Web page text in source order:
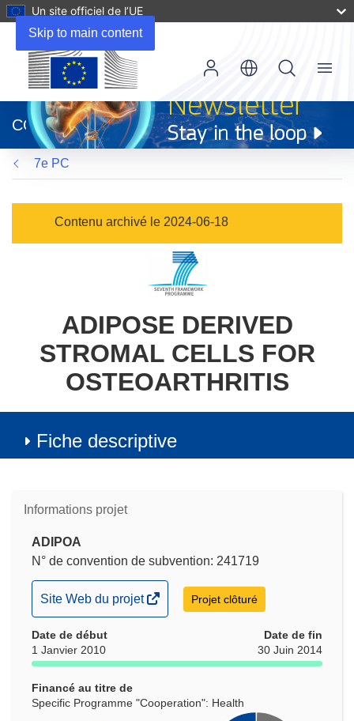
Skip to main content
Un site officiel de l’UE
dans
une
nouvelle
fenêtre)
CORDIS
Menu
7e PC
Contenu archivé le 2024-06-18
ADIPOSE DERIVED
STROMAL CELLS FOR
OSTEOARTHRITIS
Fiche descriptive
Informations projet
ADIPOA
N° de convention de subvention: 241719
(s’ouvre
dans
une
nouvelle
Site Web du projet Projet clôturé
Date de début
1 Janvier 2010
Date de fin
30 Juin 2014
Financé au titre de
Specific Programme "Cooperation": Health